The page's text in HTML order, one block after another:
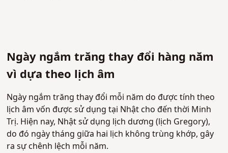
Ngày ngắm trăng thay đổi hàng năm
vì dựa theo lịch âm
Ngày ngắm trăng thay đổi mỗi năm do được tính theo
lịch âm vốn được sử dụng tại Nhật cho đến thời Minh
Trị. Hiện nay, Nhật sử dụng lịch dương (lịch Gregory),
do đó ngày tháng giữa hai lịch không trùng khớp, gây
ra sự chênh lệch mỗi năm.